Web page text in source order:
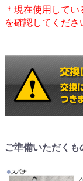
＊現在使用して
を確認してくださ
ご準備いただくも